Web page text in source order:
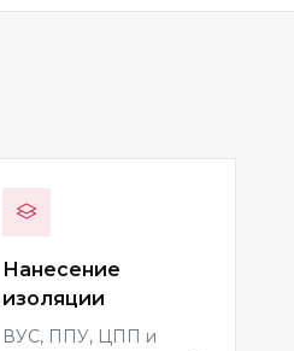
Нанесение
изоляции
ВУС, ППУ, ЦПП и